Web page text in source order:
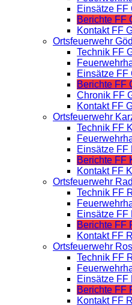
Einsätze FF
Berichte FF
Kontakt FF
Ortsfeuerwehr
Technik FF
Einsätze FF
Berichte FF
Chronik FF
Kontakt FF
Ortsfeuerwehr
Technik FF
Einsätze FF
Berichte FF
Kontakt FF
Ortsfeuerwehr
Technik FF
Einsätze FF
Berichte FF
Kontakt FF
Ortsfeuerwehr
Technik FF
Einsätze FF
Berichte FF
Kontakt FF